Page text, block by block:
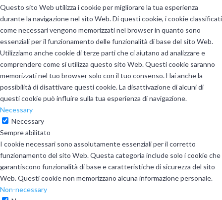
Questo sito Web utilizza i cookie per migliorare la tua esperienza
durante la navigazione nel sito Web. Di questi cookie, i cookie classificati
come necessari vengono memorizzati nel browser in quanto sono
essenziali per il funzionamento delle funzionalità di base del sito Web.
Utilizziamo anche cookie di terze parti che ci aiutano ad analizzare e
comprendere come si utilizza questo sito Web. Questi cookie saranno
memorizzati nel tuo browser solo con il tuo consenso. Hai anche la
possibilità di disattivare questi cookie. La disattivazione di alcuni di
questi cookie può influire sulla tua esperienza di navigazione.
Necessary
Necessary
Sempre abilitato
I cookie necessari sono assolutamente essenziali per il corretto
funzionamento del sito Web. Questa categoria include solo i cookie che
garantiscono funzionalità di base e caratteristiche di sicurezza del sito
Web. Questi cookie non memorizzano alcuna informazione personale.
Non-necessary